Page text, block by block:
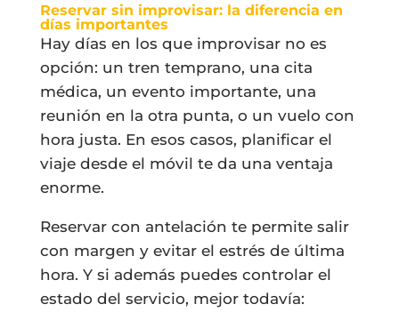
Reservar sin improvisar: la diferencia en
días importantes
Hay días en los que improvisar no es
opción: un tren temprano, una cita
médica, un evento importante, una
reunión en la otra punta, o un vuelo con
hora justa. En esos casos, planificar el
viaje desde el móvil te da una ventaja
enorme.
Reservar con antelación te permite salir
con margen y evitar el estrés de última
hora. Y si además puedes controlar el
estado del servicio, mejor todavía: